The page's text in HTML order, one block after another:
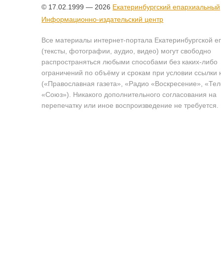
© 17.02.1999 — 2026 Екатеринбургский епархиальный
Информационно-издательский центр
Все материалы интернет-портала Екатеринбургской
(тексты, фотографии, аудио, видео) могут свободно
распространяться любыми способами без каких-либо
ограничений по объёму и срокам при условии ссылки
(«Православная газета», «Радио «Воскресение»,
«Союз»). Никакого дополнительного согласования на
перепечатку или иное воспроизведение не требуется.